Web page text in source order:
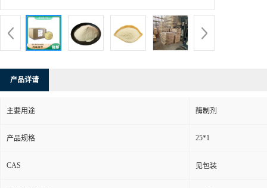
产品详请
主要用途 酶制剂
产品规格 25*1
CAS 见包装